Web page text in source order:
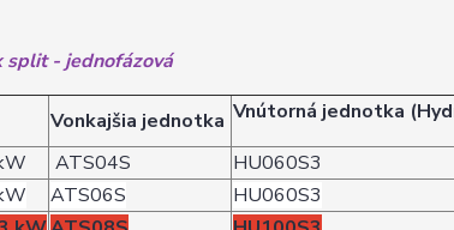
split - jednofázová
Vonkajšia jednotka Vnútorná jednotka
ATS04S HU060S3
ATS06S HU060S3